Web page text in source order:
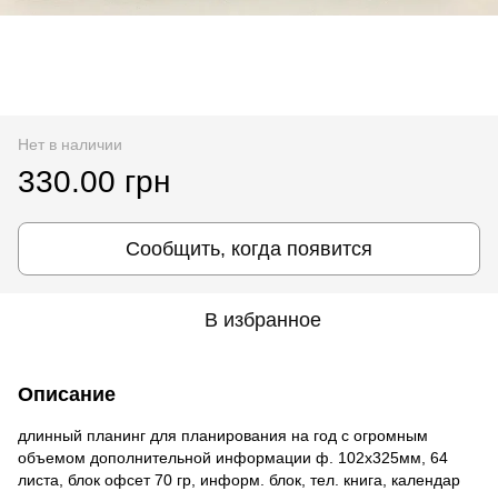
Нет в наличии
330.00 грн
Сообщить, когда появится
В избранное
Описание
длинный планинг для планирования на год с огромным
объемом дополнительной информации ф. 102х325мм, 64
листа, блок офсет 70 гр, информ. блок, тел. книга, календар